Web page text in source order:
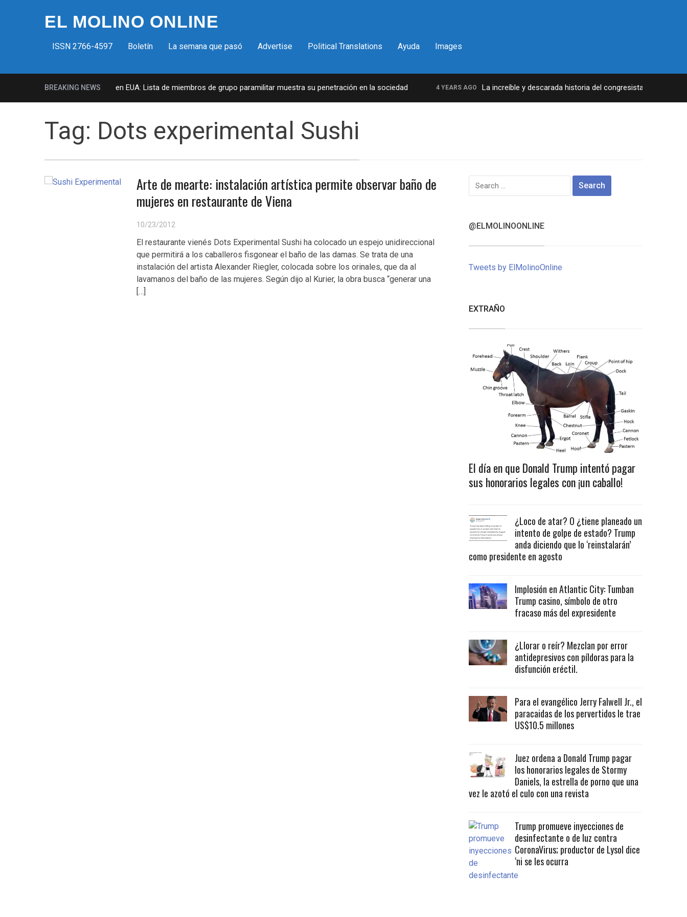
EL MOLINO ONLINE
ISSN 2766-4597 Boletín La semana que pasó Advertise Political Translations Ayuda Images
BREAKING NEWS
Milicias fascistas en EUA: Lista de miembros de grupo paramilitar muestra su penetración en la sociedad 4 YEARS AGO La increíble y descarada historia del congresista por NY George
Tag: Dots experimental Sushi
Arte de mearte: instalación artística permite observar baño de
mujeres en restaurante de Viena
10/23/2012
El restaurante vienés Dots Experimental Sushi ha colocado un espejo unidireccional
que permitirá a los caballeros fisgonear el baño de las damas. Se trata de una
instalación del artista Alexander Riegler, colocada sobre los orinales, que da al
lavamanos del baño de las mujeres. Según dijo al Kurier, la obra busca “generar una
[…]
Search
for:
@ELMOLINOONLINE
Tweets by ElMolinoOnline
EXTRAÑO
El día en que Donald Trump intentó pagar
sus honorarios legales con ¡un caballo!
¿Loco de atar? O ¿tiene planeado un
intento de golpe de estado? Trump
anda diciendo que lo ‘reinstalarán’
como presidente en agosto
Implosión en Atlantic City: Tumban
Trump casino, símbolo de otro
fracaso más del expresidente
¿Llorar o reír? Mezclan por error
antidepresivos con píldoras para la
disfunción eréctil.
Para el evangélico Jerry Falwell Jr., el
paracaidas de los pervertidos le trae
US$10.5 millones
Juez ordena a Donald Trump pagar
los honorarios legales de Stormy
Daniels, la estrella de porno que una
vez le azotó el culo con una revista
Trump promueve inyecciones de
desinfectante o de luz contra
CoronaVirus; productor de Lysol dice
‘ni se les ocurra